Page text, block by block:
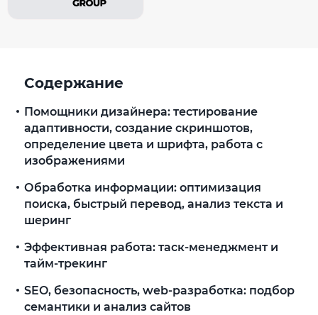
Содержание
Помощники дизайнера: тестирование
адаптивности, создание скриншотов,
определение цвета и шрифта, работа с
изображениями
Обработка информации: оптимизация
поиска, быстрый перевод, анализ текста и
шеринг
Эффективная работа: таск-менеджмент и
тайм-трекинг
SEO, безопасность, web-разработка: подбор
семантики и анализ сайтов